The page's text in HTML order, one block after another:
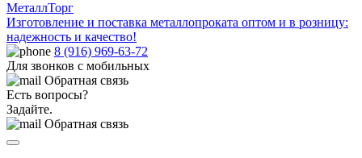
МеталлТорг
Изготовление и поставка металлопроката оптом и в розницу:
надежность и качество!
8 (916) 969-63-72
Для звонков с мобильных
Обратная связь
Есть вопросы?
Задайте.
Обратная связь